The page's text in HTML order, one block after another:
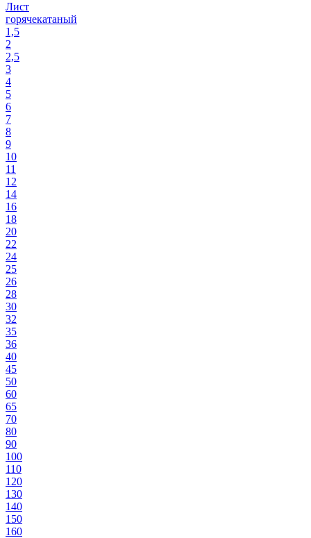
Лист
горячекатаный
1,5
2
2,5
3
4
5
6
7
8
9
10
11
12
14
16
18
20
22
24
25
26
28
30
32
35
36
40
45
50
60
65
70
80
90
100
110
120
130
140
150
160